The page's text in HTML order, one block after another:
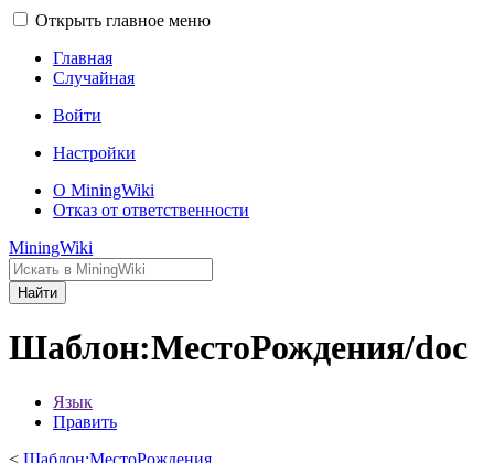
Открыть главное меню
Главная
Случайная
Войти
Настройки
О MiningWiki
Отказ от ответственности
MiningWiki
Найти
Шаблон:МестоРождения/doc
Язык
Править
< Шаблон:МестоРождения